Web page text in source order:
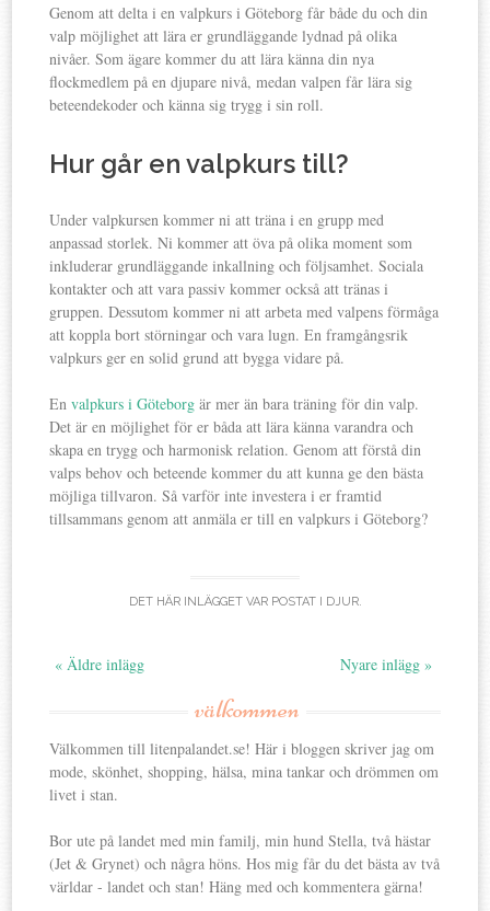
Genom att delta i en valpkurs i Göteborg får både du och din
valp möjlighet att lära er grundläggande lydnad på olika
nivåer. Som ägare kommer du att lära känna din nya
flockmedlem på en djupare nivå, medan valpen får lära sig
beteendekoder och känna sig trygg i sin roll.
Hur går en valpkurs till?
Under valpkursen kommer ni att träna i en grupp med
anpassad storlek. Ni kommer att öva på olika moment som
inkluderar grundläggande inkallning och följsamhet. Sociala
kontakter och att vara passiv kommer också att tränas i
gruppen. Dessutom kommer ni att arbeta med valpens förmåga
att koppla bort störningar och vara lugn. En framgångsrik
valpkurs ger en solid grund att bygga vidare på.
Envalpkurs i Göteborg är mer än bara träning för din valp.
Det är en möjlighet för er båda att lära känna varandra och
skapa en trygg och harmonisk relation. Genom att förstå din
valps behov och beteende kommer du att kunna ge den bästa
möjliga tillvaron. Så varför inte investera i er framtid
tillsammans genom att anmäla er till en valpkurs i Göteborg?
DET HÄR INLÄGGET VAR POSTAT I DJUR.
« Äldre inlägg Nyare inlägg »
välkommen
Välkommen till litenpalandet.se! Här i bloggen skriver jag om
mode, skönhet, shopping, hälsa, mina tankar och drömmen om
livet i stan.
Bor ute på landet med min familj, min hund Stella, två hästar
(Jet & Grynet) och några höns. Hos mig får du det bästa av två
världar - landet och stan! Häng med och kommentera gärna!